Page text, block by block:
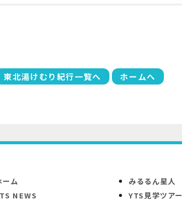
東北湯けむり紀行一覧へ ホームへ
ーム
NEWS
みるるん星人
YTS見学ツアー